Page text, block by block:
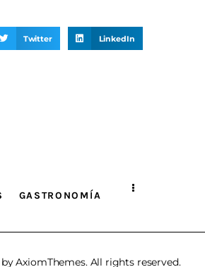
Twitter LinkedIn
GASTRONOMÍA
AxiomThemes. All rights reserved.